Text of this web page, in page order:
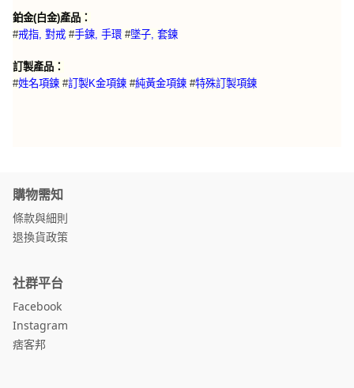
鉑金(白金)產品：
#戒指, 對戒 #手鍊, 手環 #墜子, 套鍊
訂製產品：
#姓名項鍊 #訂製K金項鍊 #純黃金項鍊 #特殊訂製項鍊
購物需知
條款與細則
退換貨政策
社群平台
Facebook
Instagram
痞客邦